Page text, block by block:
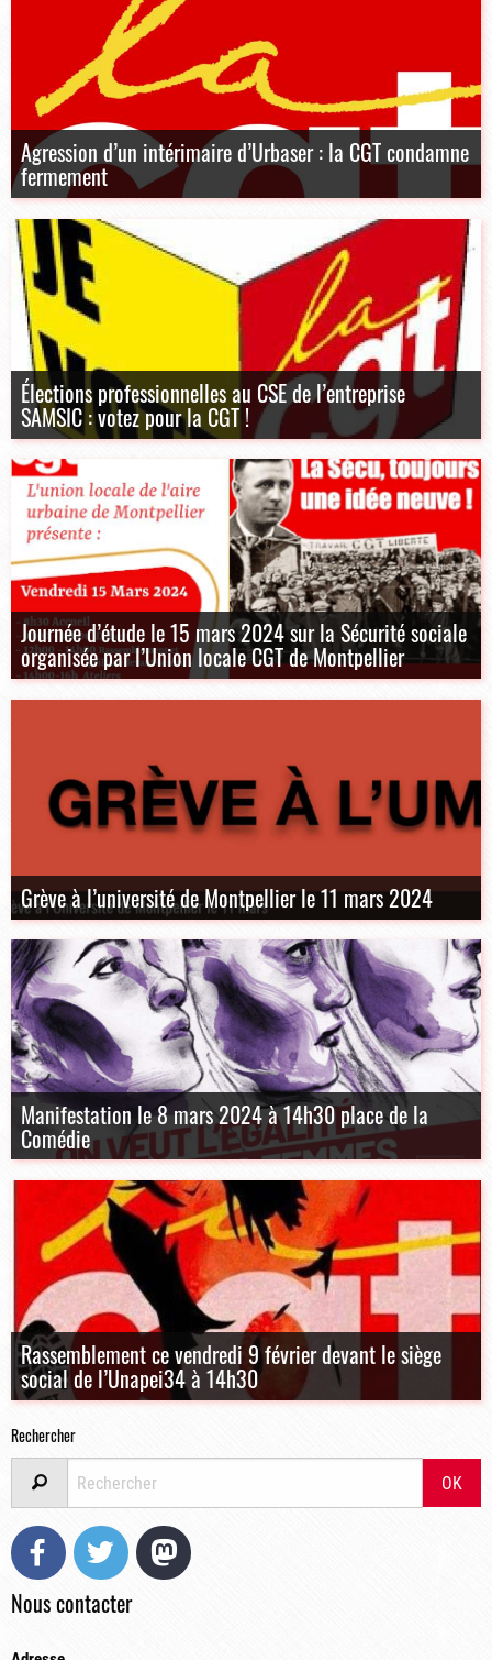
Agression d’un intérimaire d’Urbaser : la CGT condamne
fermement
Élections professionnelles au CSE de l’entreprise
SAMSIC : votez pour la CGT !
Journée d’étude le 15 mars 2024 sur la Sécurité sociale
organisée par l’Union locale CGT de Montpellier
Grève à l’université de Montpellier le 11 mars 2024
Manifestation le 8 mars 2024 à 14h30 place de la
Comédie
Rassemblement ce vendredi 9 février devant le siège
social de l’Unapei34 à 14h30
Rechercher
OK
FacebookTwitter
Nous contacter